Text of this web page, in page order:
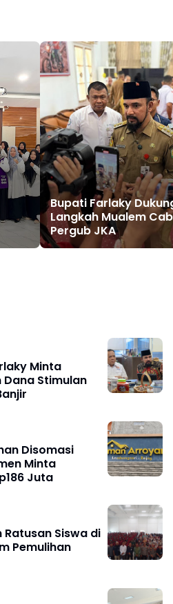
Bupati Farlaky
Langkah Mualem
Pergub JKA
Minta
Stimulan
Disomasi
Minta
Juta
Siswa di
Pemulihan